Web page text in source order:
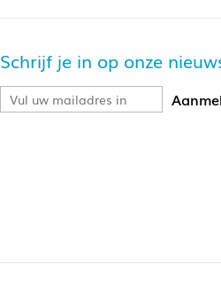
Schrijf je in op onze